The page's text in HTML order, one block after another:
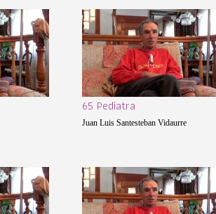
65 Pediatra
Juan Luis Santesteban Vidaurre